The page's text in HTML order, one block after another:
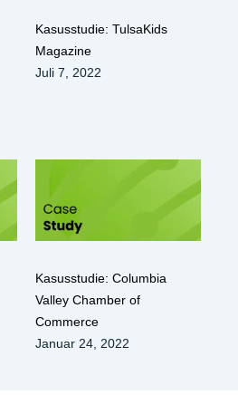
Kasusstudie: TulsaKids
Magazine
Juli 7, 2022
Kasusstudie: Columbia
Valley Chamber of
Commerce
Januar 24, 2022